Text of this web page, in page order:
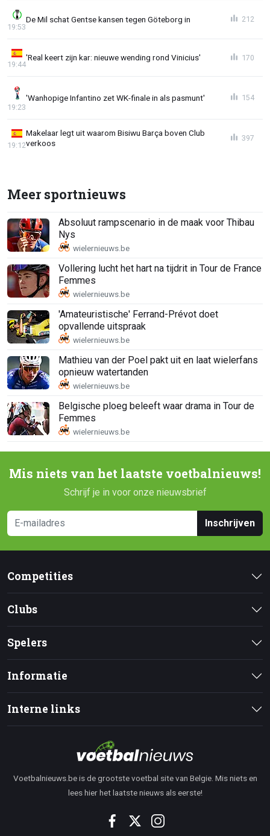
De Mil schat Gentse kansen tegen Göteborg in
19:53
212
'Real keert zijn kar: nieuwe wending rond Vinicius'
19:44
170
'Wanhopige Infantino zet WK-finale in als pasmunt'
19:23
154
Makelaar legt uit waarom Bisiwu Barça boven Club
verkoos
19:12
397
Meer sportnieuws
Absoluut rampscenario in de maak voor Thibau
Nys
Vollering lucht het hart na tijdrit in Tour de France
Femmes
'Amateuristische' Ferrand-Prévot doet
opvallende uitspraak
Mathieu van der Poel pakt uit en laat wielerfans
opnieuw watertanden
Belgische ploeg beleeft waar drama in Tour de
Femmes
Mis niets van het laatste voetbalnieuws!
Schrijf je in voor onze nieuwsbrief
Inschrijven
Competities
Clubs
Spelers
Informatie
Interne links
Voetbalnieuws.be is de grootste voetbal site van Belgie. Mis niets en
lees hier het laatste nieuws als eerste!